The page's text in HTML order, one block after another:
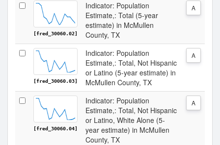
[fred_30060.02]
Indicator: Population
Estimate,: Total (5-year
estimate) in McMullen
County, TX
A
[fred_30060.03]
Indicator: Population
Estimate,: Total, Not Hispanic
or Latino (5-year estimate) in
McMullen County, TX
A
[fred_30060.04]
Indicator: Population
Estimate,: Total, Not Hispanic
or Latino, White Alone (5-
year estimate) in McMullen
County, TX
A